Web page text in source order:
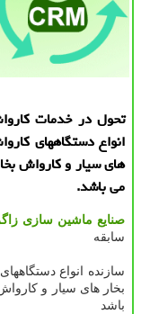
تحول در خدمات
انواع دستگاههای
های سیار و كارواش
می باشد.
صنایع ماشین سازی
سابقه
سازنده انواع
بخار های سیار و
باشد